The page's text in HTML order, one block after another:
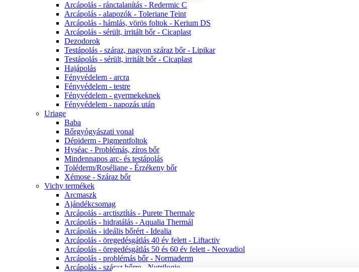
Arcápolás - ránctalanítás - Redermic C
Arcápolás - alapozók - Toleriane Teint
Arcápolás - hámlás, vörös foltok - Kerium DS
Arcápolás - sérült, irritált bőr - Cicaplast
Dezodorok
Testápolás - száraz, nagyon száraz bőr - Lipikar
Testápolás - sérült, irritált bőr - Cicaplast
Hajápolás
Fényvédelem - arcra
Fényvédelem - testre
Fényvédelem - gyermekeknek
Fényvédelem - napozás után
Uriage
Baba
Bőrgyógyászati vonal
Dépiderm - Pigmentfoltok
Hyséac - Problémás, zíros bőr
Mindennapos arc- és testápolás
Toléderm/Roséliane - Érzékeny bőr
Xémose - Száraz bőr
Vichy termékek
Arcmaszk
Ajándékcsomag
Arcápolás - arctisztítás - Purete Thermale
Arcápolás - hidratálás - Aqualia Thermál
Arcápolás - ideális bőrért - Idealia
Arcápolás - öregedésgátlás 40 év felett - Liftactiv
Arcápolás - öregedésgátlás 50 és 60 év felett - Neovadiol
Arcápolás - problémás bőr - Normaderm
Arcápolás - száraz bőrre - Nutrilogie